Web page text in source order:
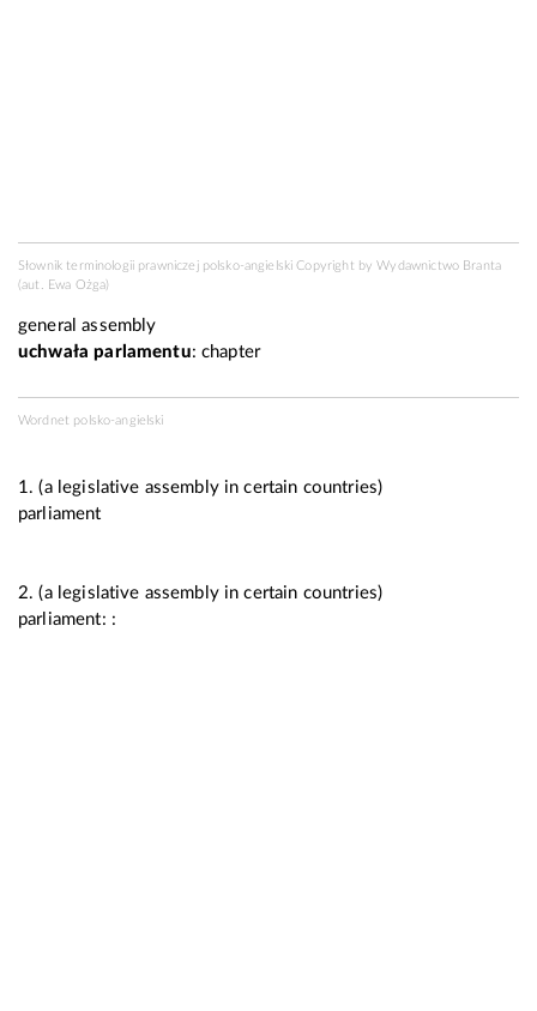
Słownik terminologii prawniczej polsko-angielski Copyright byWydawnictwo Branta
(aut. Ewa Ożga)
general assembly
uchwała parlamentu: chapter
Wordnet polsko-angielski
1. (a legislative assembly in certain countries)
parliament
2. (a legislative assembly in certain countries)
parliament: :